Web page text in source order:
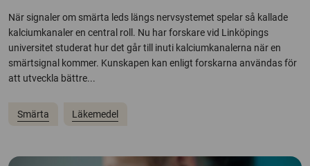
När signaler om smärta leds längs nervsystemet spelar så kallade
kalciumkanaler en central roll. Nu har forskare vid Linköpings
universitet studerat hur det går till inuti kalciumkanalerna när en
smärtsignal kommer. Kunskapen kan enligt forskarna användas för
att utveckla bättre...
Smärta Läkemedel